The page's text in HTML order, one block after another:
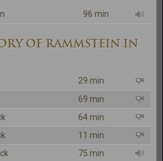
96 min
OF RAMMSTEIN IN
29 min
69 min
64 min
11 min
75 min